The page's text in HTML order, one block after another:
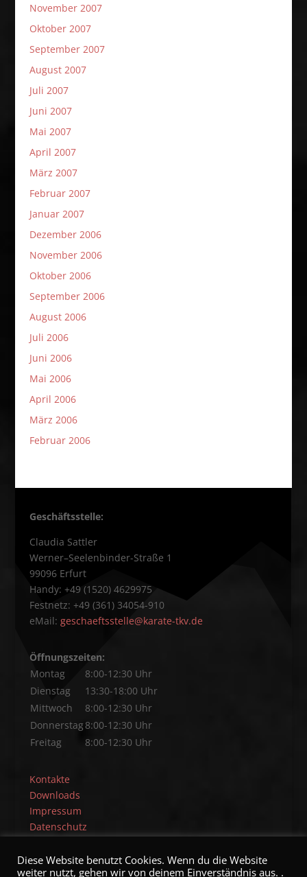
November 2007
Oktober 2007
September 2007
August 2007
Juli 2007
Juni 2007
Mai 2007
April 2007
März 2007
Februar 2007
Januar 2007
Dezember 2006
November 2006
Oktober 2006
September 2006
August 2006
Juli 2006
Juni 2006
Mai 2006
April 2006
März 2006
Februar 2006
Geschäftsstelle:
Claudia Sattler
Werner–Seelenbinder-Straße 1
99096 Erfurt
Handy: +49 (1520) 4629975
Festnetz: +49 (361) 34054-910
eMail: geschaeftsstelle@karate-tkv.de
Öffnungszeiten:
Montag
8:00-12:30 Uhr
Dienstag
13:30-18:00 Uhr
Mittwoch
8:00-12:30 Uhr
Donnerstag8:00-12:30 Uhr
Freitag
8:00-12:30 Uhr
Kontakte
Downloads
Impressum
Datenschutz
Diese Website benutzt Cookies. Wenn du die Website
weiter nutzt, gehen wir von deinem Einverständnis aus. .